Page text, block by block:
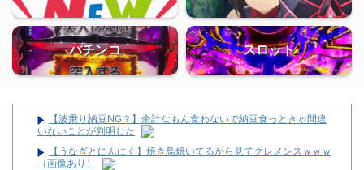
パチンコ スロット
【波乗り納豆NG？】余計なもん食わないで納豆食っときゃ間違
いないことが判明した
【うなぎとにんにく】焼き鳥焼いてるから見てクレメンスｗｗｗ
（画像あり）